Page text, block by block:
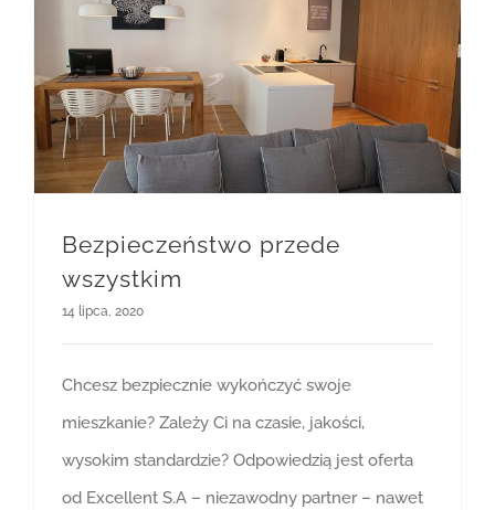
Bezpieczeństwo przede
wszystkim
14 lipca, 2020
Chcesz bezpiecznie wykończyć swoje
mieszkanie? Zależy Ci na czasie, jakości,
wysokim standardzie? Odpowiedzią jest oferta
od Excellent S.A – niezawodny partner – nawet